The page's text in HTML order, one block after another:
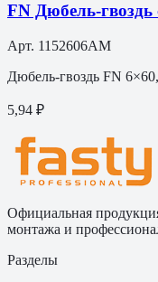
FN Дюбель-
Арт. 1152606AM
Дюбель-гвоздь FN
5,94 ₽
Официальная
монтажа и
Разделы